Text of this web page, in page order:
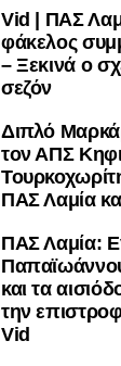
Vid | ΠΑΣ
φάκελος
– Ξεκινά ο
σεζόν
Διπλό
τον ΑΠΣ
ΠΑΣ Λαμία
ΠΑΣ Λαμία:
και τα
την
Vid